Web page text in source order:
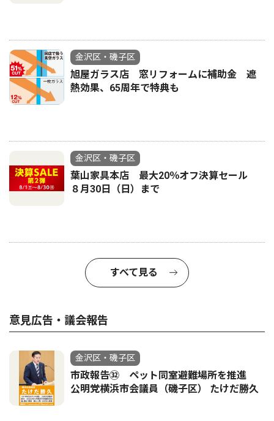
金沢区・磯子区
旭屋ガラス店 窓リフォームに補助金 遮
熱効果、65周年で特典も
金沢区・磯子区
葉山家具本店 最大20％オフ決算セール
８月30日（日）まで
すべて見る
意見広告・議会報告
金沢区・磯子区
市政報告㉜ ペット同室避難場所を推進
公明党横浜市会議員（磯子区） たけだ勝久